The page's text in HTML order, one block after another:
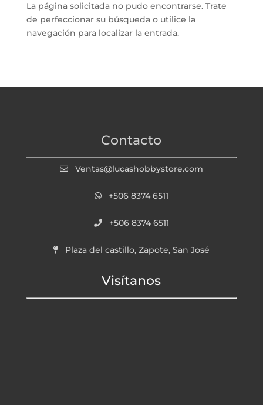
La página solicitada no pudo encontrarse. Trate
de perfeccionar su búsqueda o utilice la
navegación para localizar la entrada.
Contacto
Ventas@lucashobbystore.com
+506 8374 6511
+506 8374 6511
Plaza del castillo, Zapote, San José
Visítanos